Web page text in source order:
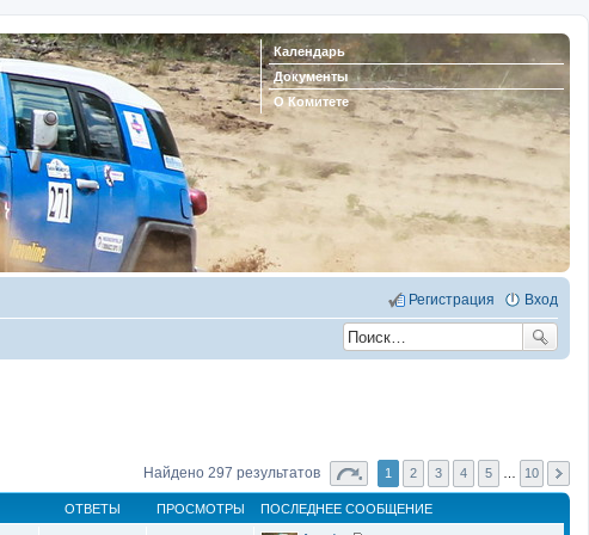
Календарь
Документы
О Комитете
Вход
Регистрация
Найдено 297 результатов 1 2 3 4 5 10
ОТВЕТЫ ПРОСМОТРЫ ПОСЛЕДНЕЕ СООБЩЕНИЕ